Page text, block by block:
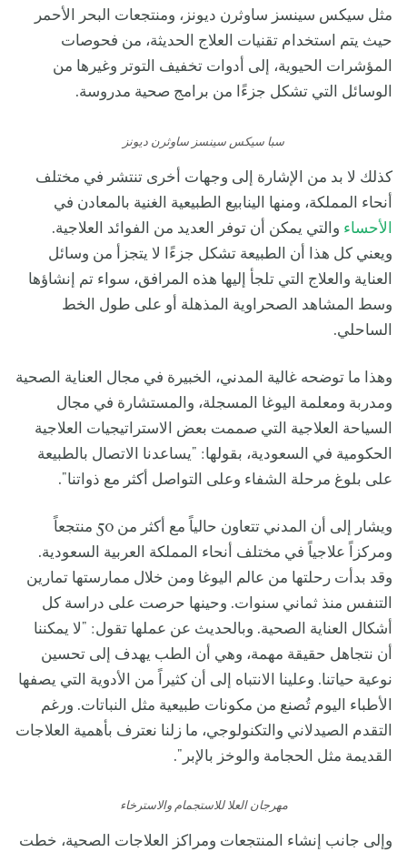
مثل سيكس سينسز ساوثرن ديونز، ومنتجعات البحر الأحمر
حيث يتم استخدام تقنيات العلاج الحديثة، من فحوصات
المؤشرات الحيوية، إلى أدوات تخفيف التوتر وغيرها من
الوسائل التي تشكل جزءًا من برامج صحية مدروسة.
سبا سيكس سينسز ساوثرن ديونز
كذلك لا بد من الإشارة إلى وجهات أخرى تنتشر في مختلف
أنحاء المملكة، ومنها الينابيع الطبيعية الغنية بالمعادن في
الأحساء والتي يمكن أن توفر العديد من الفوائد العلاجية.
ويعني كل هذا أن الطبيعة تشكل جزءًا لا يتجزأ من وسائل
العناية والعلاج التي تلجأ إليها هذه المرافق، سواء تم إنشاؤها
وسط المشاهد الصحراوية المذهلة أو على طول الخط
الساحلي.
وهذا ما توضحه غالية المدني، الخبيرة في مجال العناية الصحية
ومدربة ومعلمة اليوغا المسجلة، والمستشارة في مجال
السياحة العلاجية التي صممت بعض الاستراتيجيات العلاجية
الحكومية في السعودية، بقولها: "يساعدنا الاتصال بالطبيعة
على بلوغ مرحلة الشفاء وعلى التواصل أكثر مع ذواتنا".
ويشار إلى أن المدني تتعاون حالياً مع أكثر من 50 منتجعاً
ومركزاً علاجياً في مختلف أنحاء المملكة العربية السعودية.
وقد بدأت رحلتها من عالم اليوغا ومن خلال ممارستها تمارين
التنفس منذ ثماني سنوات. وحينها حرصت على دراسة كل
أشكال العناية الصحية. وبالحديث عن عملها تقول: "لا يمكننا
أن نتجاهل حقيقة مهمة، وهي أن الطب يهدف إلى تحسين
نوعية حياتنا. وعلينا الانتباه إلى أن كثيراً من الأدوية التي يصفها
الأطباء اليوم تُصنع من مكونات طبيعية مثل النباتات. ورغم
التقدم الصيدلاني والتكنولوجي، ما زلنا نعترف بأهمية العلاجات
القديمة مثل الحجامة والوخز بالإبر".
مهرجان العلا للاستجمام والاسترخاء
وإلى جانب إنشاء المنتجعات ومراكز العلاجات الصحية، خطت